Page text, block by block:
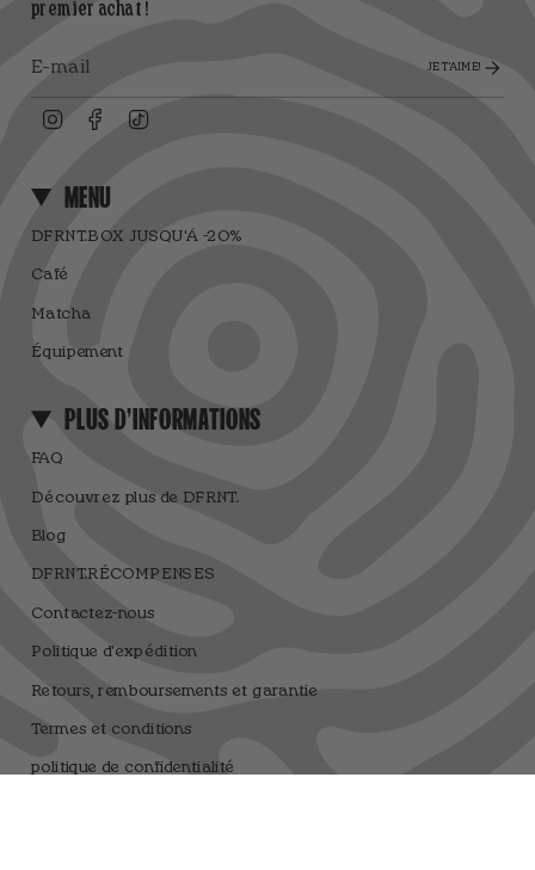
premier achat !
JE T'AIME!
InstagramFacebook
MENU
DFRNT.BOX JUSQU'À -20%
Café
Matcha
Équipement
PLUS D'INFORMATIONS
FAQ
Découvrez plus de DFRNT.
Blog
DFRNT.RÉCOMPENSES
Contactez-nous
Politique d'expédition
Retours, remboursements et garantie
Termes et conditions
politique de confidentialité